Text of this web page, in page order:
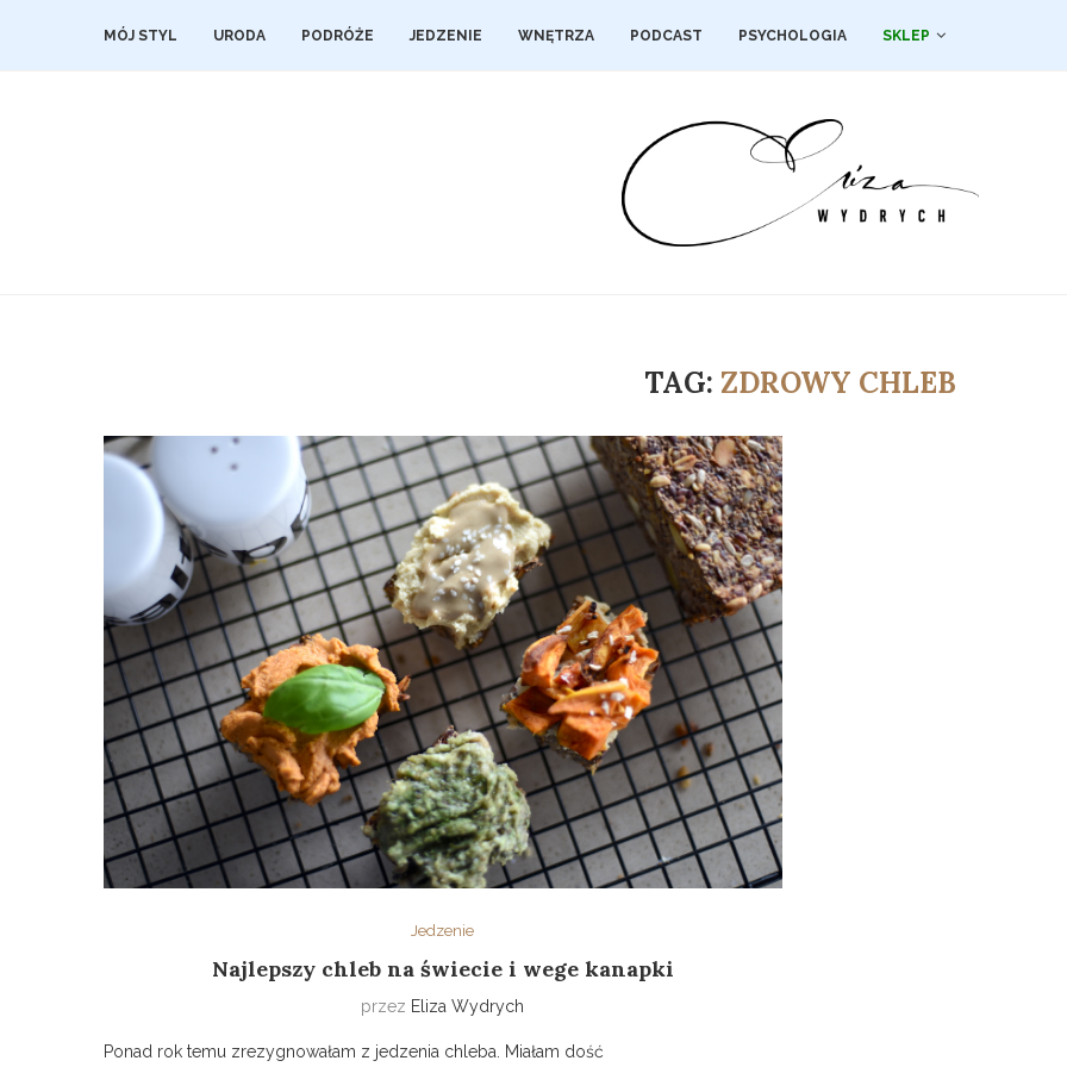
MÓJ STYL URODA PODRÓŻE JEDZENIE WNĘTRZA PODCAST PSYCHOLOGIA SKLEP
TAG: ZDROWY CHLEB
Jedzenie
Najlepszy chleb na świecie i wege kanapki
przez Eliza Wydrych
Ponad rok temu zrezygnowałam z jedzenia chleba. Miałam dość